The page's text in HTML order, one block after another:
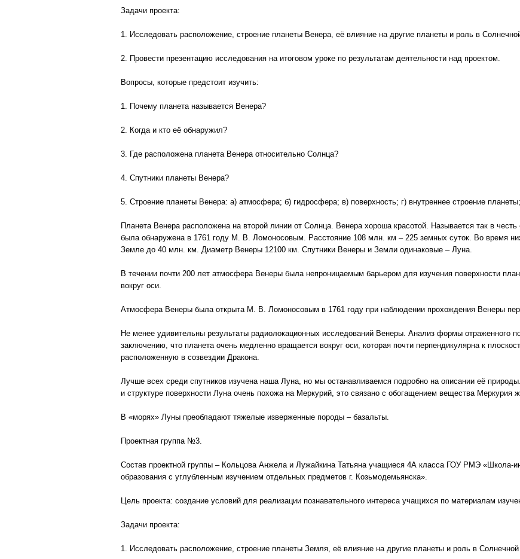
Задачи проекта:
1. Исследовать расположение, строение планеты Венера, её влияние на другие планеты и роль в
2. Провести презентацию исследования на итоговом уроке по результатам деятельности над проектом.
Вопросы, которые предстоит изучить:
1. Почему планета называется Венера?
2. Когда и кто её обнаружил?
3. Где расположена планета Венера относительно Солнца?
4. Спутники планеты Венера?
5. Строение планеты Венера: а) атмосфера; б) гидросфера; в) поверхность; г) внутреннее строение
Планета Венера расположена на второй линии от Солнца. Венера хороша красотой. Называется так в
была обнаружена в 1761 году М. В. Ломоносовым. Расстояние 108 млн. км – 225 земных суток. Во время
Земле до 40 млн. км. Диаметр Венеры 12100 км. Спутники Венеры и Земли одинаковые – Луна.
В течении почти 200 лет атмосфера Венеры была непроницаемым барьером для изучения поверхности
вокруг оси.
Атмосфера Венеры была открыта М. В. Ломоносовым в 1761 году при наблюдении прохождения Венеры
Не менее удивительны результаты радиолокационных исследований Венеры. Анализ формы отраженного
заключению, что планета очень медленно вращается вокруг оси, которая почти перпендикулярна к
расположенную в созвездии Дракона.
Лучше всех среди спутников изучена наша Луна, но мы останавливаемся подробно на описании её
и структуре поверхности Луна очень похожа на Меркурий, это связано с обогащением вещества
В «морях» Луны преобладают тяжелые изверженные породы – базальты.
Проектная группа №3.
Состав проектной группы – Кольцова Анжела и Лужайкина Татьяна учащиеся 4А класса ГОУ РМЭ «Школа-
образования с углубленным изучением отдельных предметов г. Козьмодемьянска».
Цель проекта: создание условий для реализации познавательного интереса учащихся по материалам
Задачи проекта:
1. Исследовать расположение, строение планеты Земля, её влияние на другие планеты и роль в